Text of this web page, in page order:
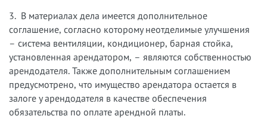
3. В материалах дела имеется дополнительное
соглашение, согласно которому неотделимые улучшения
– система вентиляции, кондиционер, барная стойка,
установленная арендатором, – являются собственностью
арендодателя. Также дополнительным соглашением
предусмотрено, что имущество арендатора остается в
залоге у арендодателя в качестве обеспечения
обязательства по оплате арендной платы.